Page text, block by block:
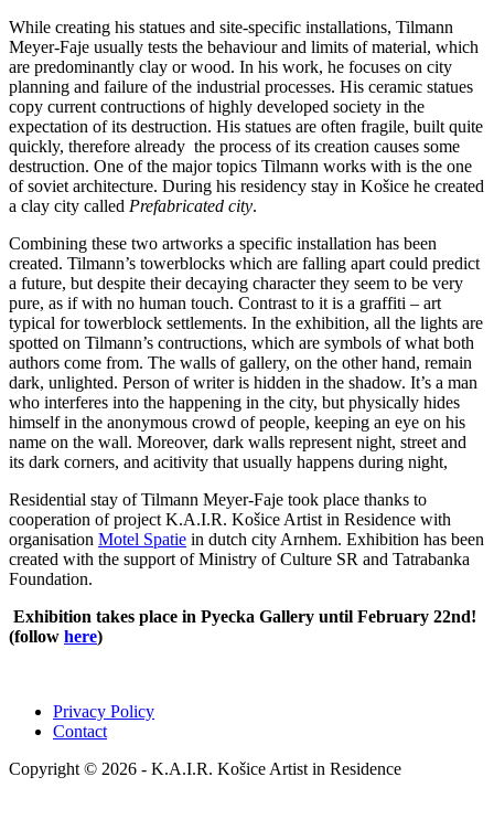
While creating his statues and site-specific installations, Tilmann
Meyer-Faje usually tests the behaviour and limits of material, which
are predominantly clay or wood. In his work, he focuses on city
planning and failure of the industrial processes. His ceramic statues
copy current contructions of highly developed society in the
expectation of its destruction. His statues are often fragile, built quite
quickly, therefore already the process of its creation causes some
destruction. One of the major topics Tilmann works with is the one
of soviet architecture. During his residency stay in Košice he created
a clay city called Prefabricated city.
Combining these two artworks a specific installation has been
created. Tilmann’s towerblocks which are falling apart could predict
a future, but despite their decaying character they seem to be very
pure, as if with no human touch. Contrast to it is a graffiti – art
typical for towerblock settlements. In the exhibition, all the lights are
spotted on Tilmann’s contructions, which are symbols of what both
authors come from. The walls of gallery, on the other hand, remain
dark, unlighted. Person of writer is hidden in the shadow. It’s a man
who interferes into the happening in the city, but physically hides
himself in the anonymous crowd of people, keeping an eye on his
name on the wall. Moreover, dark walls represent night, street and
its dark corners, and acitivity that usually happens during night,
Residential stay of Tilmann Meyer-Faje took place thanks to
cooperation of project K.A.I.R. Košice Artist in Residence with
organisation Motel Spatie in dutch city Arnhem. Exhibition has been
created with the support of Ministry of Culture SR and Tatrabanka
Foundation.
Exhibition takes place in Pyecka Gallery until February 22nd!
(follow here)
Privacy Policy
Contact
Copyright © 2026 - K.A.I.R. Košice Artist in Residence